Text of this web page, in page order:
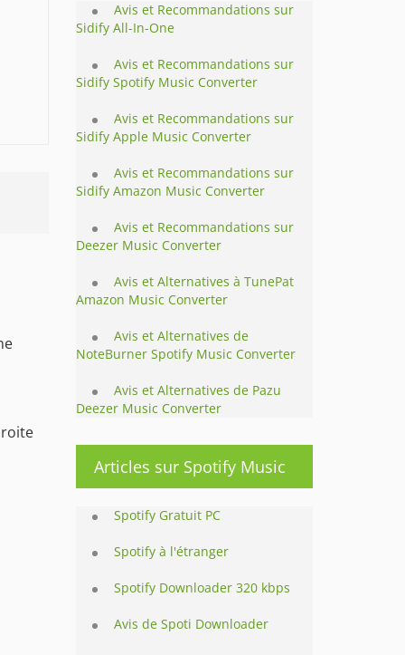
Avis et Recommandations sur
Sidify All-In-One
Avis et Recommandations sur
Sidify Spotify Music Converter
Avis et Recommandations sur
Sidify Apple Music Converter
Avis et Recommandations sur
Sidify Amazon Music Converter
Avis et Recommandations sur
Deezer Music Converter
Avis et Alternatives à TunePat
Amazon Music Converter
Avis et Alternatives de
NoteBurner Spotify Music Converter
Avis et Alternatives de Pazu
Deezer Music Converter
Articles sur Spotify Music
Spotify Gratuit PC
Spotify à l'étranger
Spotify Downloader 320 kbps
Avis de Spoti Downloader